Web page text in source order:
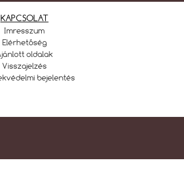
KAPCSOLAT
Imresszum
Elérhetőség
oldalak
Visszajelzés
bejelentés